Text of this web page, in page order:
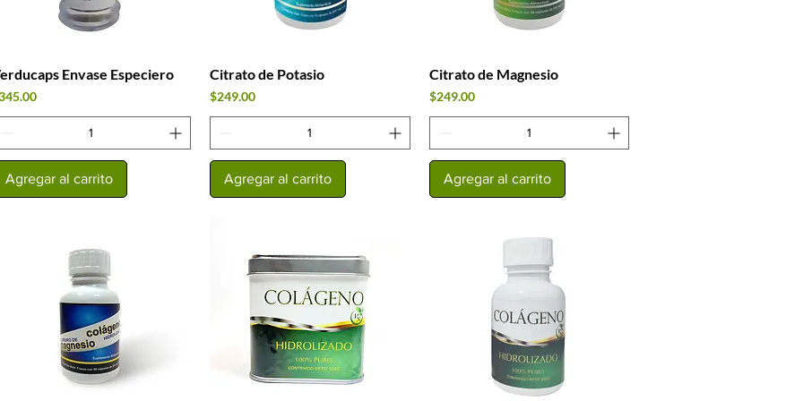
Vista rápida
Envase Especiero
Agregar al carrito
Vista rápida
Citrato de Potasio
Precio
$249.00
Agregar al carrito
Vista rápida
Citrato de Magnesio
Precio
$249.00
Agregar al carrito